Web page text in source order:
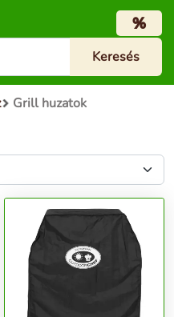
%
Grill huzatok